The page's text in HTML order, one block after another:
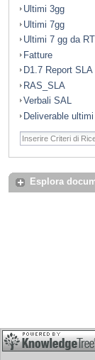
Ultimi 3gg
Ultimi 7gg
Ultimi 7 gg da RTI
Fatture
D1.7 Report SLA
RAS_SLA
Verbali SAL
Deliverable
Esplora